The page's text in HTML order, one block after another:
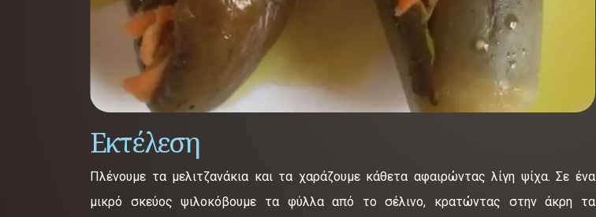
Εκτέλεση
Πλένουμε τα μελιτζανάκια και τα χαράζουμε κάθετα αφαιρώντας λίγη ψίχα. Σε ένα
μικρό σκεύος ψιλοκόβουμε τα φύλλα από το σέλινο, κρατώντας στην άκρη τα